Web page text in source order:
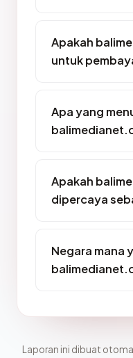
Apakah
untuk
Apa yang
Apakah
dipercaya
Negara mana
Laporan ini dibuat